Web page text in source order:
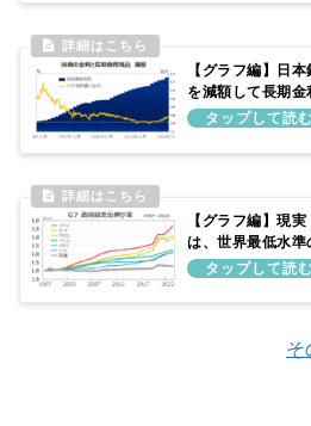
【グラフ編】日
を減額して長期
仕組み
【グラフ編】現
は、世界最低水
府予算を増やして
そ